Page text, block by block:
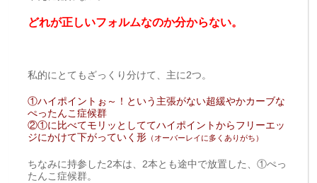
どれが正しいフォルムなのか分からない。
私的にとてもざっくり分けて、主に2つ。
①ハイポイントぉ～！という主張がない超緩やかカーブな
ぺったんこ症候群
②①に比べてモリッとしててハイポイントからフリーエッ
ジにかけて下がっていく形 （オーバーレイに多くありがち）
ちなみに持参した2本は、2本とも途中で放置した、①ぺっ
たんこ症候群。